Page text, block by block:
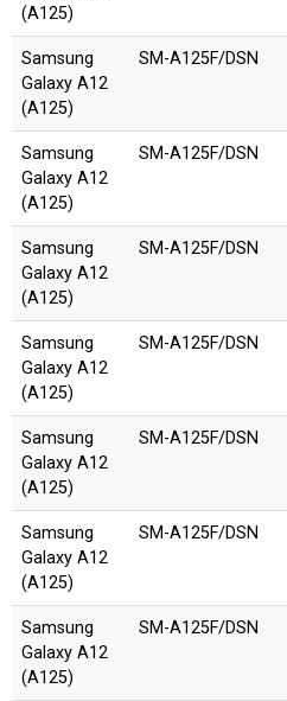
(A125)
Samsung
Galaxy A12
(A125)
SM-A125F/DSN
Samsung
Galaxy A12
(A125)
SM-A125F/DSN
Samsung
Galaxy A12
(A125)
SM-A125F/DSN
Samsung
Galaxy A12
(A125)
SM-A125F/DSN
Samsung
Galaxy A12
(A125)
SM-A125F/DSN
Samsung
Galaxy A12
(A125)
SM-A125F/DSN
Samsung
Galaxy A12
(A125)
SM-A125F/DSN